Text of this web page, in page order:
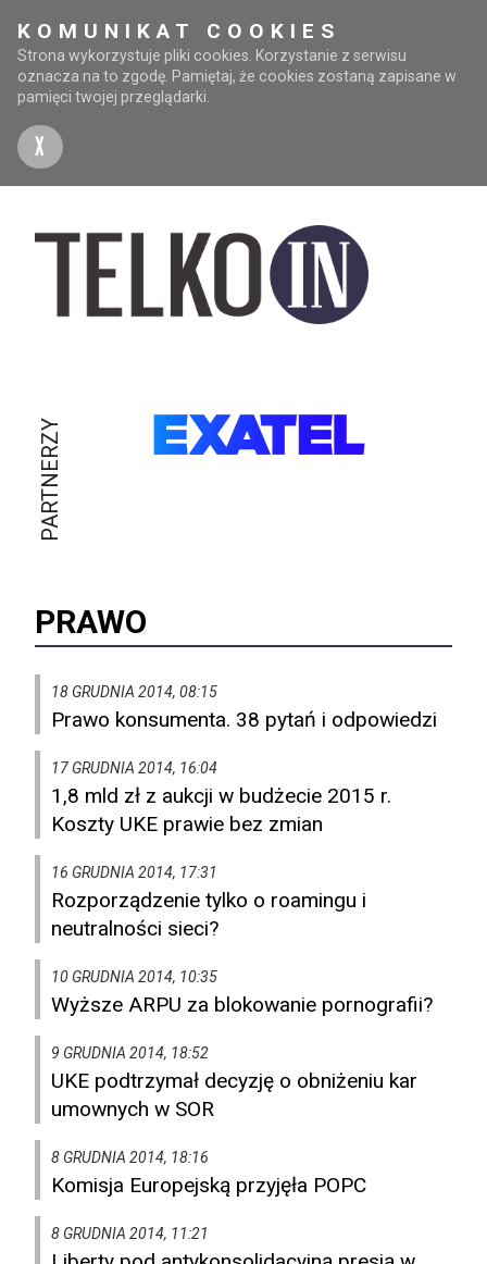
KOMUNIKAT COOKIES
Strona wykorzystuje pliki cookies. Korzystanie z serwisu
oznacza na to zgodę. Pamiętaj, że cookies zostaną zapisane w
pamięci twojej przeglądarki.
X
PARTNERZY
PRAWO
18 GRUDNIA 2014, 08:15
Prawo konsumenta. 38 pytań i odpowiedzi
17 GRUDNIA 2014, 16:04
1,8 mld zł z aukcji w budżecie 2015 r.
Koszty UKE prawie bez zmian
16 GRUDNIA 2014, 17:31
Rozporządzenie tylko o roamingu i
neutralności sieci?
10 GRUDNIA 2014, 10:35
Wyższe ARPU za blokowanie pornografii?
9 GRUDNIA 2014, 18:52
UKE podtrzymał decyzję o obniżeniu kar
umownych w SOR
8 GRUDNIA 2014, 18:16
Komisja Europejską przyjęła POPC
8 GRUDNIA 2014, 11:21